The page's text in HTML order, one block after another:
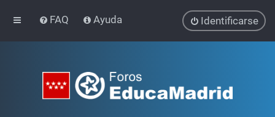
FAQ Ayuda Identificarse